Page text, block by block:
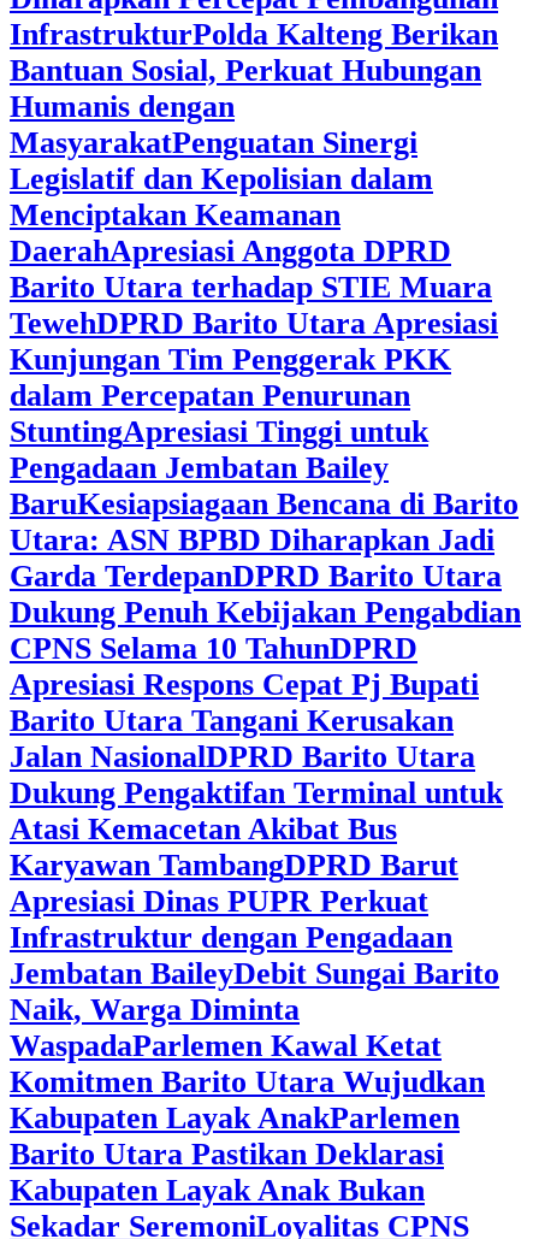
InfrastrukturPolda Kalteng Berikan
Bantuan Sosial, Perkuat Hubungan
Humanis dengan
MasyarakatPenguatan Sinergi
Legislatif dan Kepolisian dalam
Menciptakan Keamanan
DaerahApresiasi Anggota DPRD
Barito Utara terhadap STIE Muara
TewehDPRD Barito Utara Apresiasi
Kunjungan Tim Penggerak PKK
dalam Percepatan Penurunan
StuntingApresiasi Tinggi untuk
Pengadaan Jembatan Bailey
BaruKesiapsiagaan Bencana di Barito
Utara: ASN BPBD Diharapkan Jadi
Garda TerdepanDPRD Barito Utara
Dukung Penuh Kebijakan Pengabdian
CPNS Selama 10 TahunDPRD
Apresiasi Respons Cepat Pj Bupati
Barito Utara Tangani Kerusakan
Jalan NasionalDPRD Barito Utara
Dukung Pengaktifan Terminal untuk
Atasi Kemacetan Akibat Bus
Karyawan TambangDPRD Barut
Apresiasi Dinas PUPR Perkuat
Infrastruktur dengan Pengadaan
Jembatan BaileyDebit Sungai Barito
Naik, Warga Diminta
WaspadaParlemen Kawal Ketat
Komitmen Barito Utara Wujudkan
Kabupaten Layak AnakParlemen
Barito Utara Pastikan Deklarasi
Kabupaten Layak Anak Bukan
Sekadar SeremoniLoyalitas CPNS